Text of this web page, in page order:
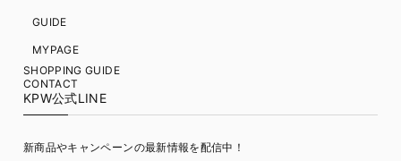
GUIDE
MYPAGE
SHOPPING GUIDE
CONTACT
KPW公式LINE
新商品やキャンペーンの最新情報を配信中！